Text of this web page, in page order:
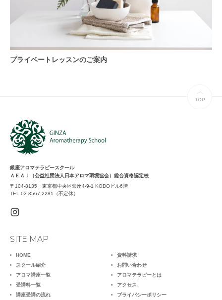
プライベートレッスンのご案内
銀座アロマテラピースクール
ＡＥＡＪ（公益社団法人日本アロマ環境協会）総合資格認定校
〒104-8135 東京都中央区銀座4-9-1 KODOビル6階
TEL:03-3567-2281（不定休）
SITE MAP
HOME
スクール紹介
アロマ講座一覧
受講料一覧
講座受講の流れ
資料請求
お問い合わせ
アロマテラピーとは
アクセス
プライバシーポリシー